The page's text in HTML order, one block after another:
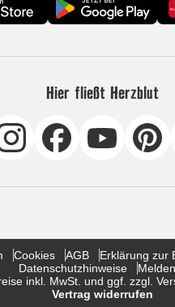
Hier fließt Herzblut
Cookies AGB
Erklärung zur
Datenschutzhinweise
Melden
inkl. MwSt. und ggf. zzgl.
Vertrag widerrufen